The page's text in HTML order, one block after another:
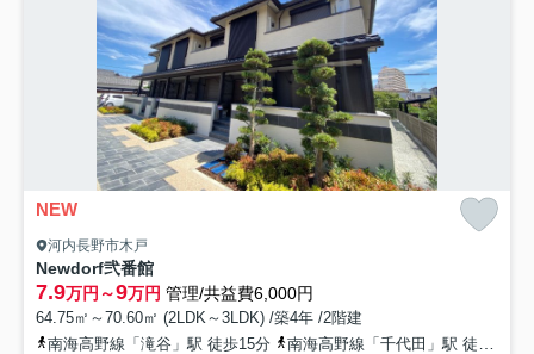
NEW
河内長野市木戸
Newdorf弐番館
7.9万円～9万円 管理/共益費6,000円
64.75㎡～70.60㎡ (2LDK～3LDK) /築4年 /2階建
南海高野線「滝谷」駅 徒歩15分
南海高野線「千代田」駅 徒歩15分